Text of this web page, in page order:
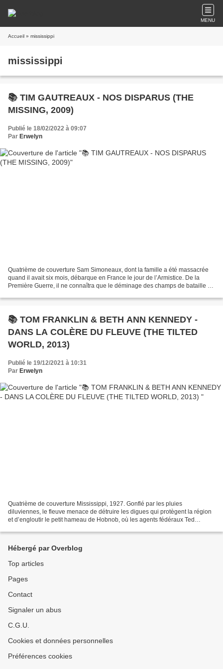
MENU
Accueil » mississippi
mississippi
📚 TIM GAUTREAUX - NOS DISPARUS (THE
MISSING, 2009)
Publié le 18/02/2022 à 09:07
Par Erwelyn
Quatrième de couverture Sam Simoneaux, dont la famille a été massacrée
quand il avait six mois, débarque en France le jour de l’Armistice. De la
Première Guerre, il ne connaîtra que le déminage des champs de bataille de
📚 TOM FRANKLIN & BETH ANN KENNEDY -
DANS LA COLÈRE DU FLEUVE (THE TILTED
WORLD, 2013)
Publié le 19/12/2021 à 10:31
Par Erwelyn
Quatrième de couverture Mississippi, 1927. Gonflé par les pluies
diluviennes, le fleuve menace de détruire les digues qui protègent la région
et d’engloutir le petit hameau de Hobnob, où les agents fédéraux Ted
Hébergé par Overblog
Top articles
Pages
Contact
Signaler un abus
C.G.U.
Cookies et données personnelles
Préférences cookies